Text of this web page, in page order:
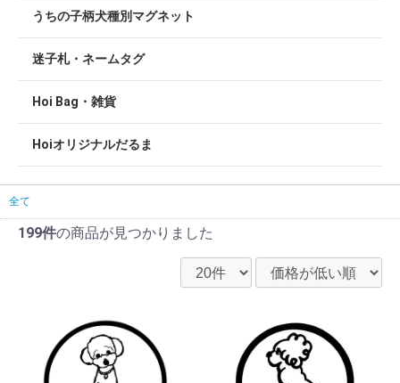
うちの子柄犬種別マグネット
迷子札・ネームタグ
Hoi Bag・雑貨
Hoiオリジナルだるま
全て
199件の商品が見つかりました